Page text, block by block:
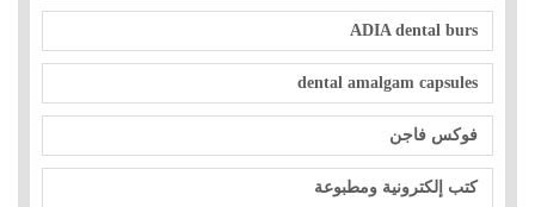
ADIA dental burs
dental amalgam capsules
فوكس فاجن
كتب إلكترونية ومطبوعة